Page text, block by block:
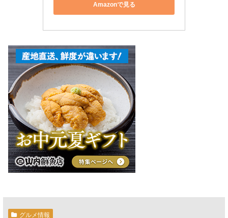
Amazonで見る
グルメ情報